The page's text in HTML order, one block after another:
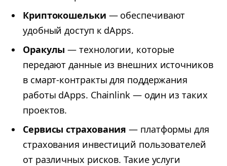
Криптокошельки — обеспечивают
удобный доступ к dApps.
Оракулы — технологии, которые
передают данные из внешних источников
в смарт-контракты для поддержания
работы dApps. Chainlink — один из таких
проектов.
Сервисы страхования — платформы для
страхования инвестиций пользователей
от различных рисков. Такие услуги